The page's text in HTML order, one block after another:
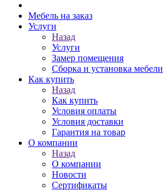
Мебель на заказ
Услуги
Назад
Услуги
Замер помещения
Сборка и установка мебели
Как купить
Назад
Как купить
Условия оплаты
Условия доставки
Гарантия на товар
О компании
Назад
О компании
Новости
Сертификаты